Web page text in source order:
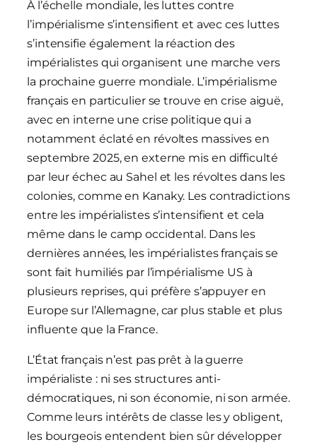
À l’échelle mondiale, les luttes contre
l’impérialisme s’intensifient et avec ces luttes
s’intensifie également la réaction des
impérialistes qui organisent une marche vers
la prochaine guerre mondiale. L’impérialisme
français en particulier se trouve en crise aiguë,
avec en interne une crise politique qui a
notamment éclaté en révoltes massives en
septembre 2025, en externe mis en difficulté
par leur échec au Sahel et les révoltes dans les
colonies, comme en Kanaky. Les contradictions
entre les impérialistes s’intensifient et cela
même dans le camp occidental. Dans les
dernières années, les impérialistes français se
sont fait humiliés par l’impérialisme US à
plusieurs reprises, qui préfère s’appuyer en
Europe sur l’Allemagne, car plus stable et plus
influente que la France.
L’État français n’est pas prêt à la guerre
impérialiste : ni ses structures anti-
démocratiques, ni son économie, ni son armée.
Comme leurs intérêts de classe les y obligent,
les bourgeois entendent bien sûr développer